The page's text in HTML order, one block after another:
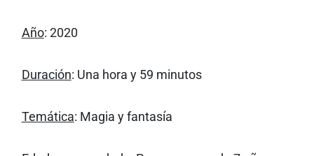
Año: 2020
Duración: Una hora y 59 minutos
Temática: Magia y fantasía